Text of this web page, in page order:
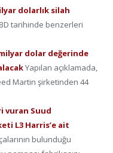
dolarlık silah
tarihinde benzerleri
dolar değerinde
Yapılan açıklamada,
Martin şirketinden 44
vuran Suud
L3 Harris’e ait
bulunduğu